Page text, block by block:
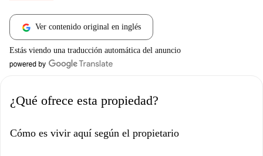
Ver contenido original en inglés
Estás viendo una traducción automática del anuncio
¿Qué ofrece esta propiedad?
Cómo es vivir aquí según el propietario